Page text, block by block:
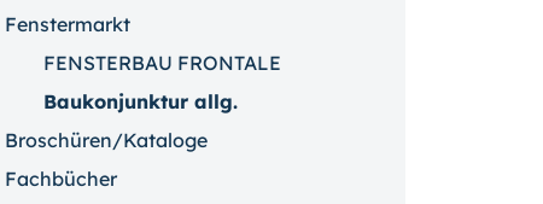
Fenstermarkt
FENSTERBAU FRONTALE
Baukonjunktur allg.
Broschüren/Kataloge
Fachbücher